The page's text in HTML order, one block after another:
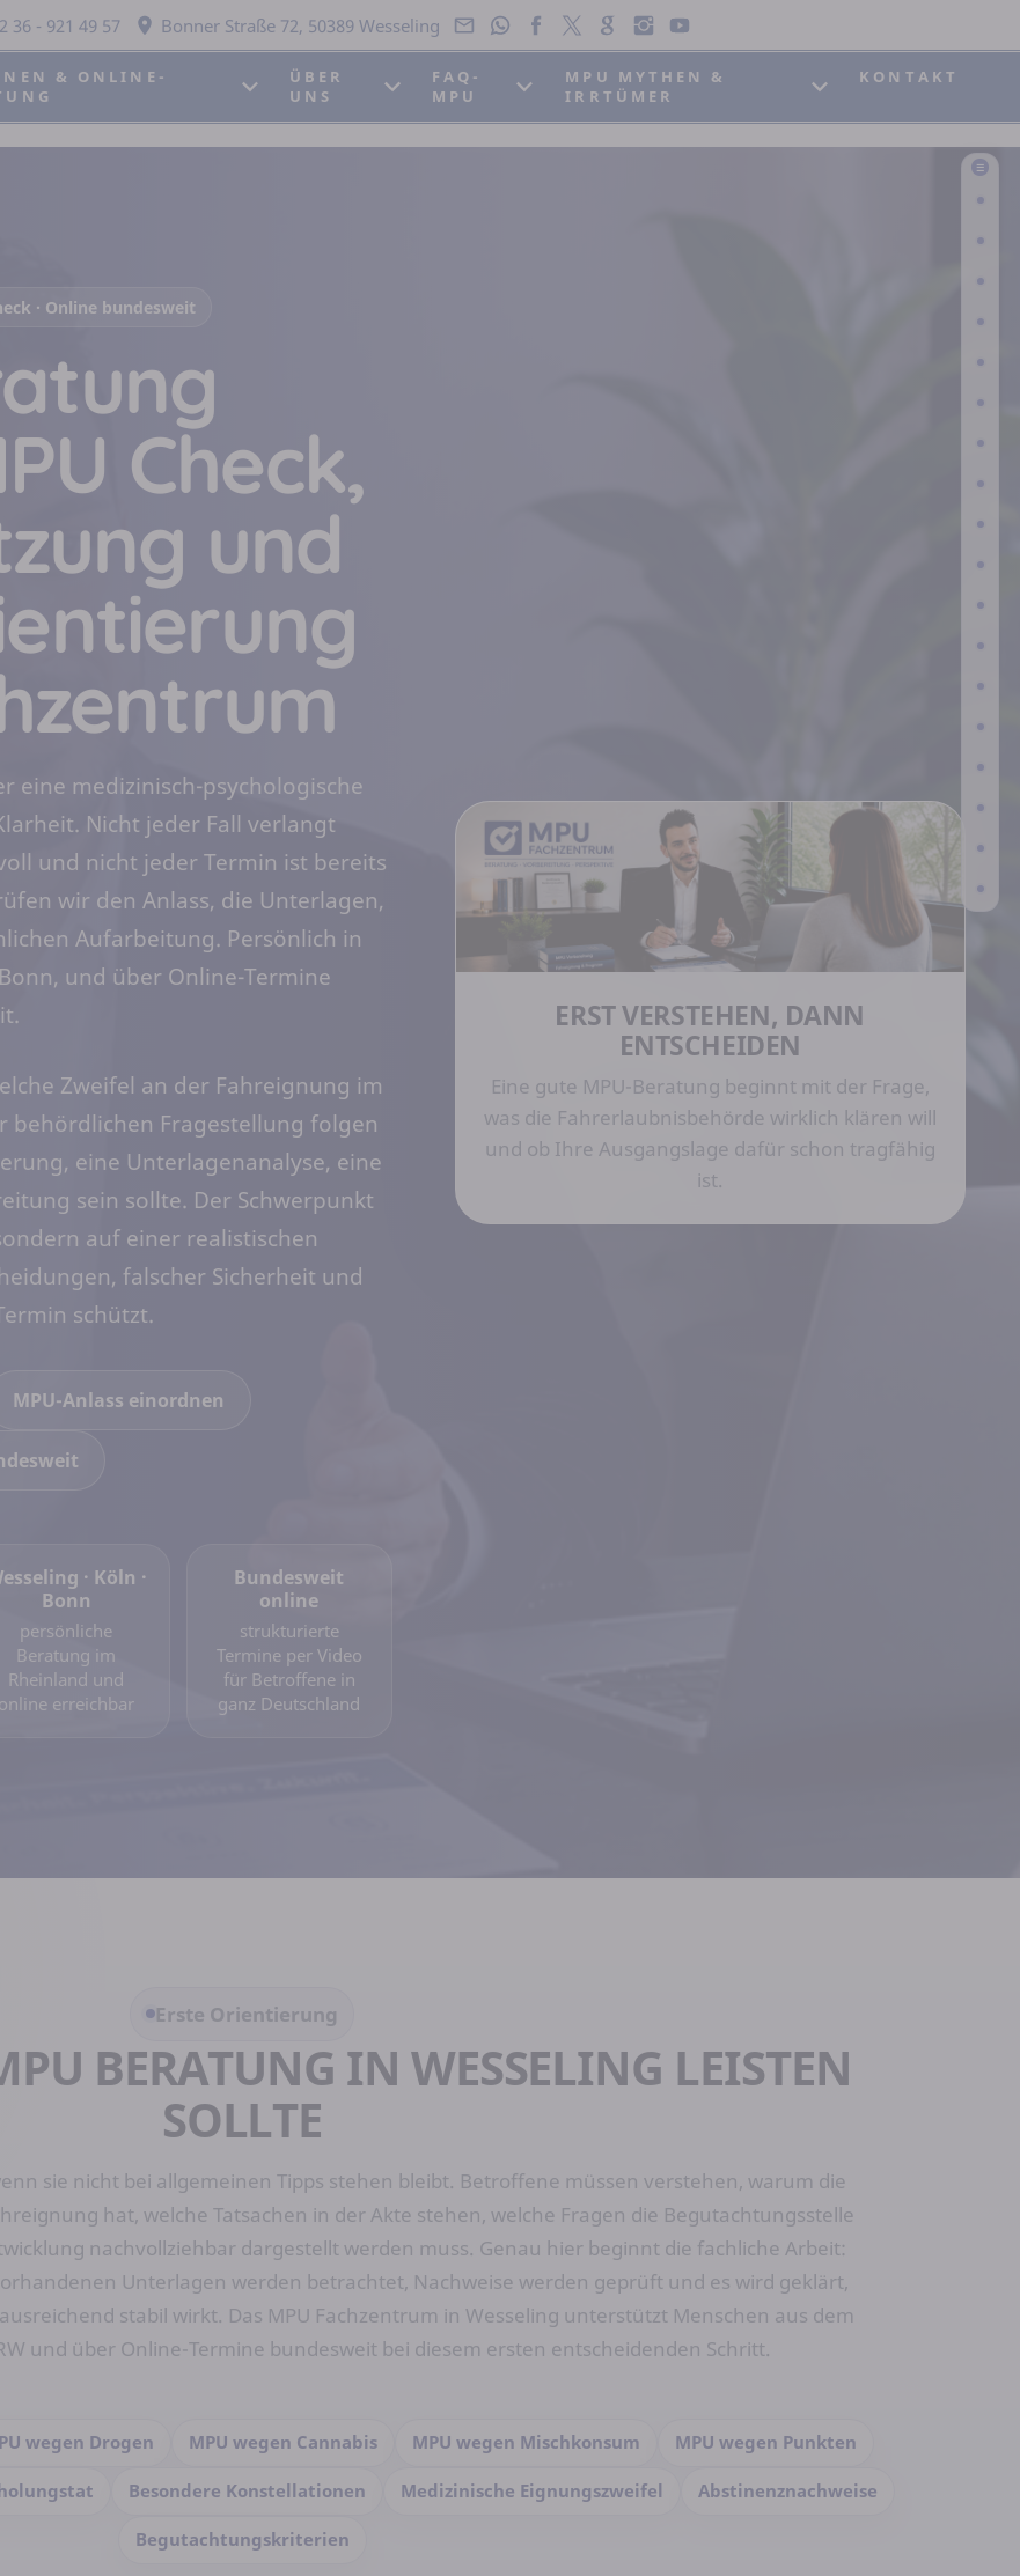
36 - 921 49 57 Bonner Straße 72, 50389 Wesseling
& ONLINE-
ÜBER
UNS
FAQ-
MPU
MPU MYTHEN &
IRRTÜMER
KONTAKT
· Online bundesweit
Check,
und
eine medizinisch-psychologische
Nicht jeder Fall verlangt
und nicht jeder Termin ist bereits
wir den Anlass, die Unterlagen,
Aufarbeitung. Persönlich in
und über Online-Termine
Zweifel an der Fahreignung im
behördlichen Fragestellung folgen
eine Unterlagenanalyse, eine
sein sollte. Der Schwerpunkt
auf einer realistischen
falscher Sicherheit und
schützt.
MPU-Anlass einordnen
· Köln ·
Bonn
persönliche
Beratung im
Rheinland und
online erreichbar
Bundesweit
online
strukturierte
Termine per Video
für Betroffene in
ganz Deutschland
ERST VERSTEHEN, DANN
ENTSCHEIDEN
Eine gute MPU-Beratung beginnt mit der Frage,
was die Fahrerlaubnisbehörde wirklich klären will
und ob Ihre Ausgangslage dafür schon tragfähig
ist.
Erste Orientierung
BERATUNG IN WESSELING LEISTEN
SOLLTE
sie nicht bei allgemeinen Tipps stehen bleibt. Betroffene müssen verstehen, warum die
hat, welche Tatsachen in der Akte stehen, welche Fragen die Begutachtungsstelle
nachvollziehbar dargestellt werden muss. Genau hier beginnt die fachliche Arbeit:
Unterlagen werden betrachtet, Nachweise werden geprüft und es wird geklärt,
stabil wirkt. Das MPU Fachzentrum in Wesseling unterstützt Menschen aus dem
und über Online-Termine bundesweit bei diesem ersten entscheidenden Schritt.
wegen Drogen MPU wegen Cannabis MPU wegen Mischkonsum MPU wegen Punkten
Besondere Konstellationen Medizinische Eignungszweifel Abstinenznachweise
Begutachtungskriterien
☰